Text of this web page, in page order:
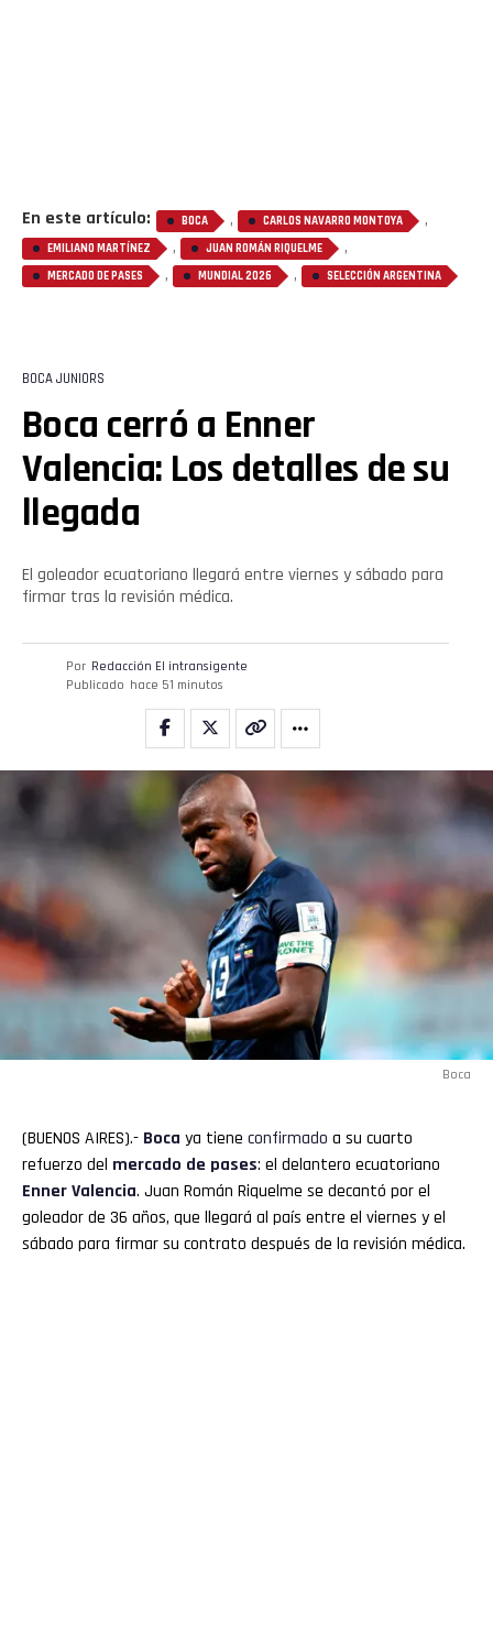
En este artículo: BOCA , CARLOS NAVARRO MONTOYA ,
EMILIANO MARTÍNEZ , JUAN ROMÁN RIQUELME ,
MERCADO DE PASES , MUNDIAL 2026 , SELECCIÓN ARGENTINA
BOCA JUNIORS
Boca cerró a Enner
Valencia: Los detalles de su
llegada
El goleador ecuatoriano llegará entre viernes y sábado para
firmar tras la revisión médica.
Por Redacción El intransigente
Publicado hace 51 minutos
Boca
(BUENOS AIRES).- Boca ya tiene confirmado a su cuarto
refuerzo del mercado de pases: el delantero ecuatoriano
EnnerValencia. Juan Román Riquelme se decantó por el
goleador de 36 años, que llegará al país entre el viernes y el
sábado para firmar su contrato después de la revisión médica.